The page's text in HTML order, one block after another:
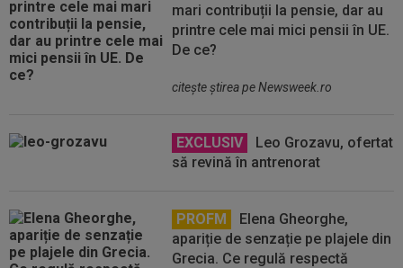
mari contribuții la pensie, dar au
printre cele mai mici pensii în UE.
De ce?
citeşte ştirea pe Newsweek.ro
EXCLUSIV
Leo Grozavu, ofertat
să revină în antrenorat
PROFM
Elena Gheorghe,
apariție de senzație pe plajele din
Grecia. Ce regulă respectă